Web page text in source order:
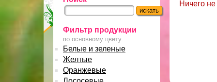
Фильтр продукции
по основному цвету
Белые и зеленые
Желтые
Оранжевые
Ничего